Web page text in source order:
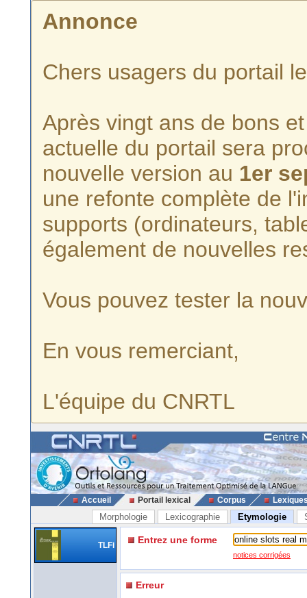
Annonce
Chers usagers du portail
Après vingt ans de bons
actuelle du portail sera
nouvelle version au 1er
une refonte complète de
supports (ordinateurs,
également de nouvelles
Vous pouvez tester la
En vous remerciant,
L'équipe du CNRTL
Accueil Portail lexical Corpus
Morphologie Lexicographie Etymologie
TLFi Entrez une forme
notices corrigées
Erreur